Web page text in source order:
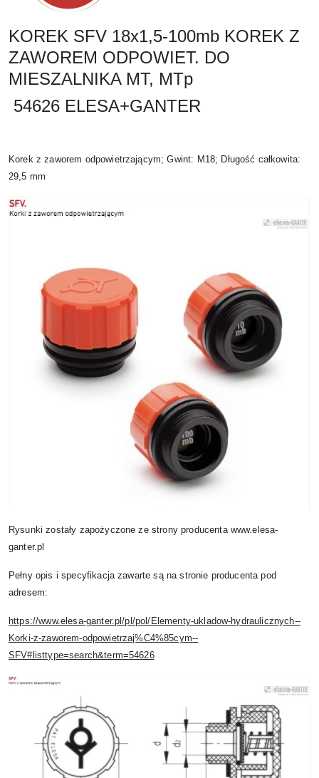
KOREK SFV 18x1,5-100mb KOREK Z
ZAWOREM ODPOWIET. DO
MIESZALNIKA MT, MTp
54626 ELESA+GANTER
Korek z zaworem odpowietrzającym; Gwint: M18; Długość całkowita:
29,5 mm
Rysunki zostały zapożyczone ze strony producenta www.elesa-
ganter.pl
Pełny opis i specyfikacja zawarte są na stronie producenta pod
adresem:
https://www.elesa-ganter.pl/pl/pol/Elementy-ukladow-hydraulicznych--
Korki-z-zaworem-odpowietrzaj%C4%85cym--
SFV#listtype=search&term=54626